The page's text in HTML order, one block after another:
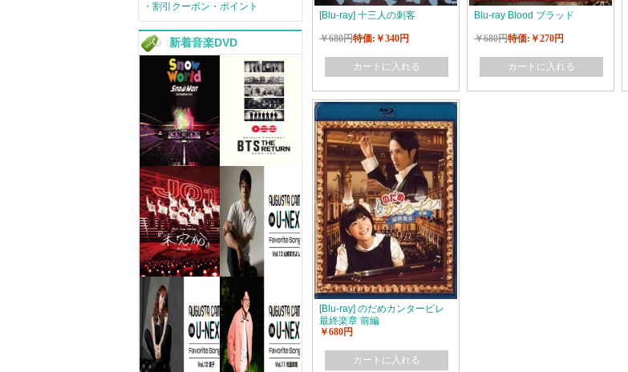
・割引クーポン・ポイント
新着音楽DVD
[Blu-ray] 十三人の刺客
￥680円特価:￥340円
カートに入れる
Blu-ray Blood ブラッド
￥680円特価:￥270円
カートに入れる
[Blu-ray] のだめカンタービレ
最終楽章 前編
￥680円
カートに入れる